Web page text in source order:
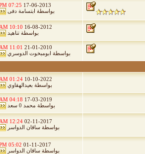
17-06-2013
07:25 PM
بواسطة ابتسامة دفى
16-08-2012
10:10 AM
بواسطة تناهيد
21-01-2010
11:01 AM
بواسطة ابومبخوت الدوسري
10-10-2022
01:24 AM
بواسطة بعيدالهقاوي
17-03-2019
04:18 AM
بواسطة محمد 0 سعد
02-11-2017
12:24 AM
بواسطة ساقان الدواسر
01-11-2017
05:02 PM
بواسطة ساقان الدواسر